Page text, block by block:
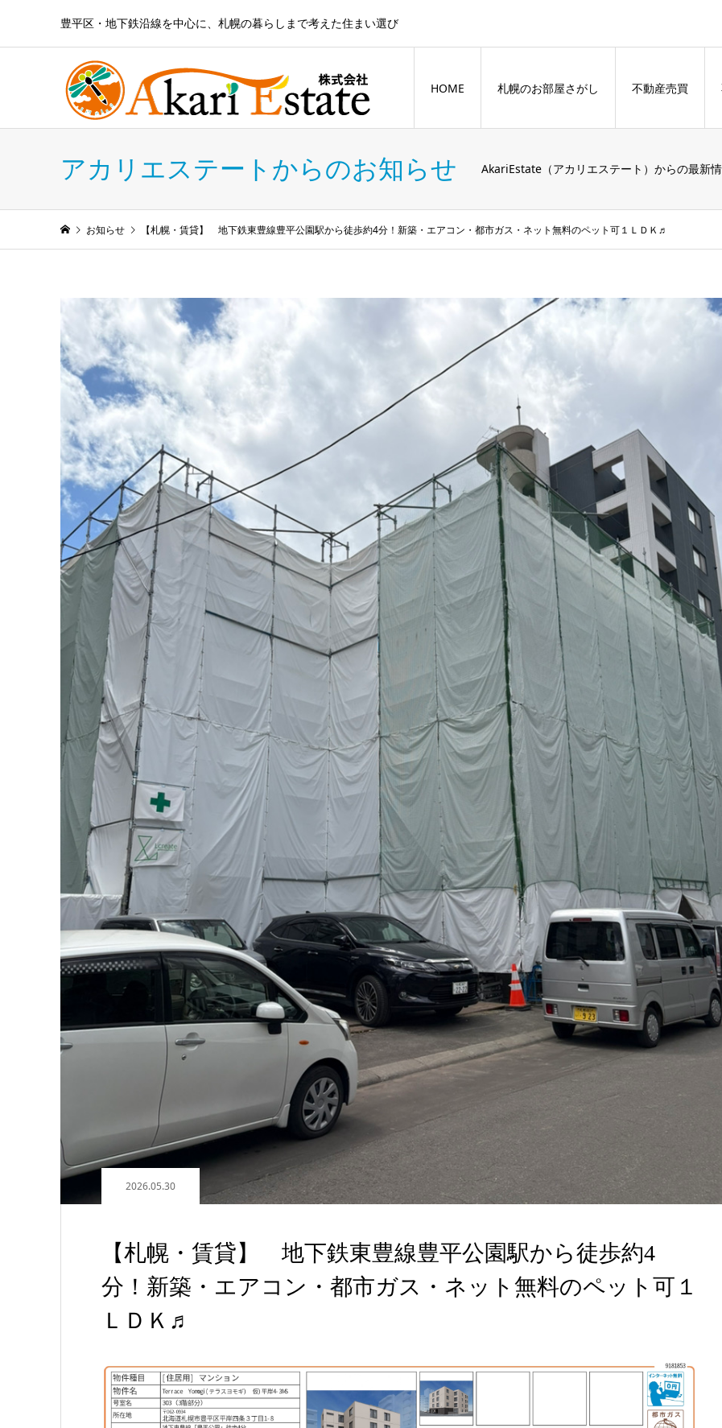
豊平区・地下鉄沿線を中心に、札幌の暮らしまで考えた住まい選び
HOME 札幌のお部屋さがし 不動産売買
アカリエステートからのお知らせ AkariEstate（アカリエステート）からの最新
お知らせ 【札幌・賃貸】 地下鉄東豊線豊平公園駅から徒歩約4分！新築・エアコン・都市ガス・ネット無料のペット可１ＬＤＫ♬
2026.05.30
【札幌・賃貸】 地下鉄東豊線豊平公園駅から徒歩約4
分！新築・エアコン・都市ガス・ネット無料のペット可１
ＬＤＫ♬